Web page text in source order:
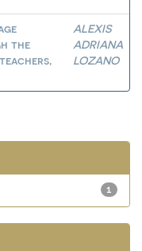
the
ALEXIS
ADRIANA
LOZANO
1